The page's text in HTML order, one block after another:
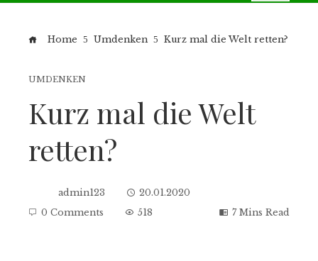
Home Umdenken Kurz mal die Welt retten?
UMDENKEN
Kurz mal die Welt
retten?
admin123
20.01.2020
0 Comments
518 7 Mins Read